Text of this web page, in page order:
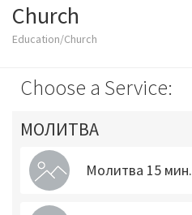
Church
Education/Church
Choose a Service:
МОЛИТВА
Молитва 15 мин.